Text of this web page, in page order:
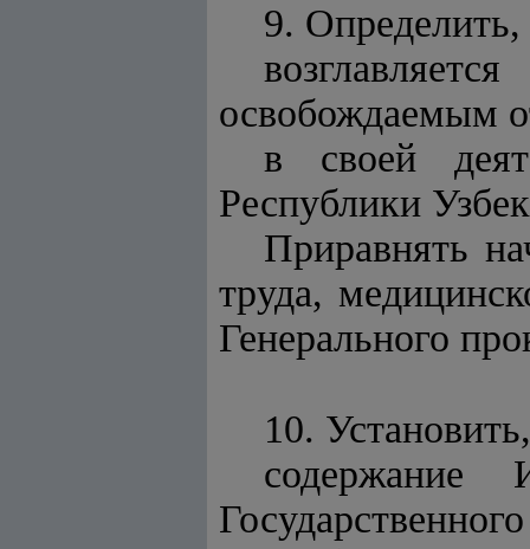
9.
освобождаемым
в своей
Республики
Приравнять
труда,
Генерального
10.
содержание